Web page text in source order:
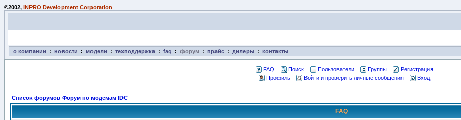
©2002, INPRO Development Corporation
о компании : новости : модели : техподдержка : faq : форум : прайс : дилеры : контакты
FAQ Поиск Пользователи Группы
Регистрация
Профиль
Войти и проверить личные сообщения Вход
Список форумов Форум по модемам IDC
FAQ